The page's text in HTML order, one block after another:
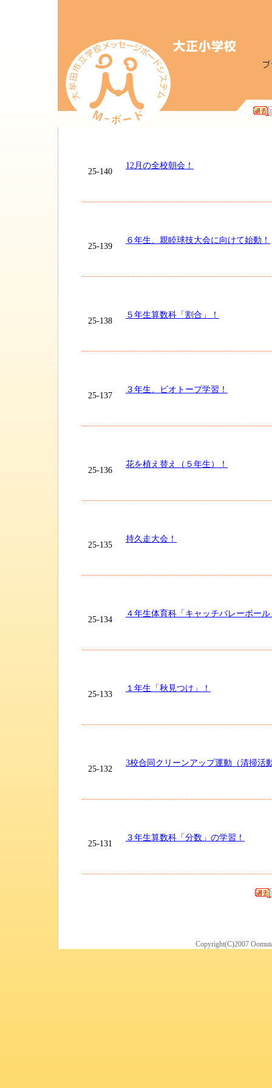
25-140
12月の全校朝会！
25-139
６年生、親睦球技大会に向けて始動！
25-138
５年生算数科「割合」！
25-137
３年生、ビオトープ学習！
25-136
花を植え替え（５年生）！
25-135
持久走大会！
25-134
４年生体育科「キャッチバレーボー
25-133
１年生「秋見つけ」！
25-132
3校合同クリーンアップ運動（清掃活
25-131
３年生算数科「分数」の学習！
Copyright(C)2007